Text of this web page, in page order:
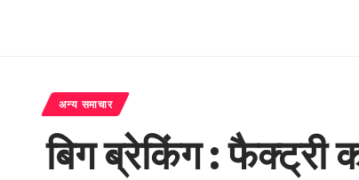
अन्य समाचार
बिग ब्रेकिंग : फैक्ट्री